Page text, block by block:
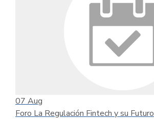
07 Aug
Foro La Regulación Fintech y su Futuro